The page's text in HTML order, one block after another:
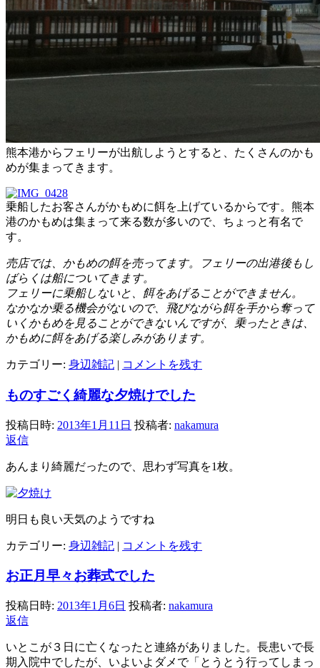
熊本港からフェリーが出航しようとすると、たくさんのかも
めが集まってきます。
乗船したお客さんがかもめに餌を上げているからです。熊本
港のかもめは集まって来る数が多いので、ちょっと有名で
す。
売店では、かもめの餌を売ってます。フェリーの出港後もし
ばらくは船についてきます。
フェリーに乗船しないと、餌をあげることができません。
なかなか乗る機会がないので、飛びながら餌を手から奪って
いくかもめを見ることができないんですが、乗ったときは、
かもめに餌をあげる楽しみがあります。
カテゴリー: 身辺雑記 | コメントを残す
ものすごく綺麗な夕焼けでした
投稿日時: 2013年1月11日 投稿者: nakamura
返信
あんまり綺麗だったので、思わず写真を1枚。
明日も良い天気のようですね
カテゴリー: 身辺雑記 | コメントを残す
お正月早々お葬式でした
投稿日時: 2013年1月6日 投稿者: nakamura
返信
いとこが３日に亡くなったと連絡がありました。長患いで長
期入院中でしたが、いよいよダメで「とうとう行ってしまっ